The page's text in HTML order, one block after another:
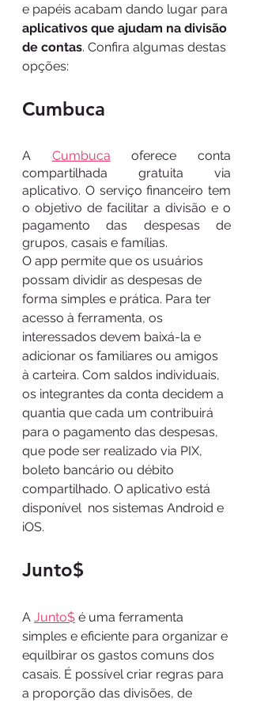
e papéis acabam dando lugar para
aplicativos que ajudam na divisão
de contas. Confira algumas destas
opções:
Cumbuca
A Cumbuca oferece conta
compartilhada gratuita via
aplicativo. O serviço financeiro tem
o objetivo de facilitar a divisão e o
pagamento das despesas de
grupos, casais e famílias.
O app permite que os usuários
possam dividir as despesas de
forma simples e prática. Para ter
acesso à ferramenta, os
interessados devem baixá-la e
adicionar os familiares ou amigos
à carteira. Com saldos individuais,
os integrantes da conta decidem a
quantia que cada um contribuirá
para o pagamento das despesas,
que pode ser realizado via PIX,
boleto bancário ou débito
compartilhado. O aplicativo está
disponível  nos sistemas Android e
iOS.
Junto$
A Junto$ é uma ferramenta
simples e eficiente para organizar e
equilbirar os gastos comuns dos
casais. É possível criar regras para
a proporção das divisões, de